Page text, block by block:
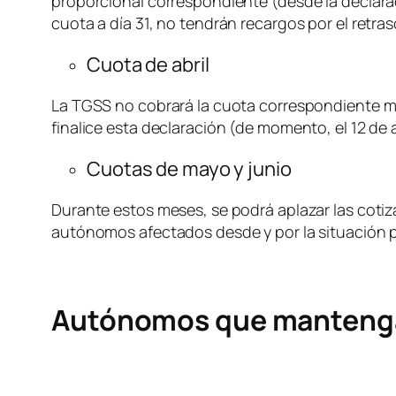
cuota a día 31, no tendrán recargos por el
Cuota de abril
La TGSS no cobrará la cuota correspondiente
finalice esta declaración (de momento, el 12
Cuotas de mayo y junio
Durante estos meses, se podrá aplazar las
autónomos afectados desde y por la situación
Autónomos que